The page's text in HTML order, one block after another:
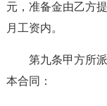
元，准备金由乙方
月工资内。
第九条甲方所
本合同：